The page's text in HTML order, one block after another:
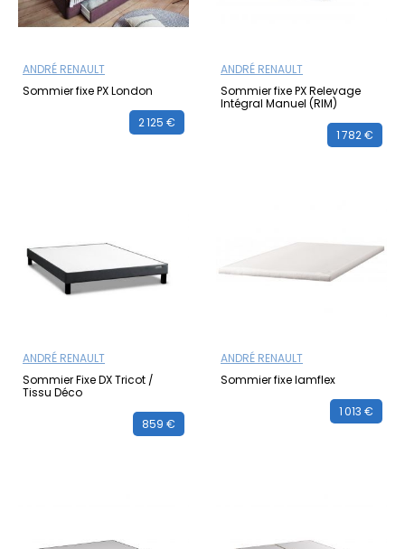
ANDRÉ RENAULT
Sommier fixe PX London
2 125 €
ANDRÉ RENAULT
Sommier fixe PX Relevage
Intégral Manuel (RIM)
1 782 €
ANDRÉ RENAULT
Sommier Fixe DX Tricot /
Tissu Déco
859 €
ANDRÉ RENAULT
Sommier fixe lamflex
1 013 €